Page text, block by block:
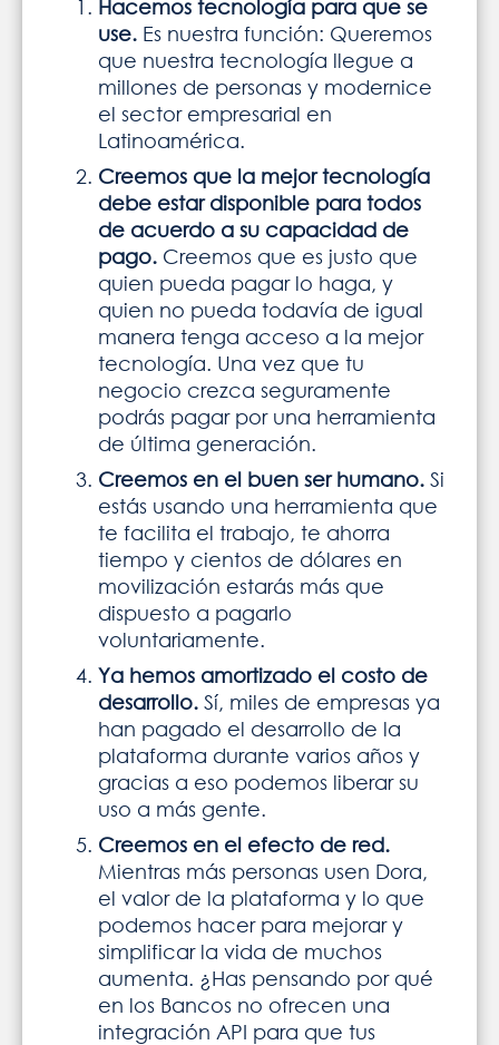
Hacemos tecnología para que se
use. Es nuestra función: Queremos
que nuestra tecnología llegue a
millones de personas y modernice
el sector empresarial en
Latinoamérica.
Creemos que la mejor tecnología
debe estar disponible para todos
de acuerdo a su capacidad de
pago. Creemos que es justo que
quien pueda pagar lo haga, y
quien no pueda todavía de igual
manera tenga acceso a la mejor
tecnología. Una vez que tu
negocio crezca seguramente
podrás pagar por una herramienta
de última generación.
Creemos en el buen ser humano. Si
estás usando una herramienta que
te facilita el trabajo, te ahorra
tiempo y cientos de dólares en
movilización estarás más que
dispuesto a pagarlo
voluntariamente.
Ya hemos amortizado el costo de
desarrollo. Sí, miles de empresas ya
han pagado el desarrollo de la
plataforma durante varios años y
gracias a eso podemos liberar su
uso a más gente.
Creemos en el efecto de red.
Mientras más personas usen Dora,
el valor de la plataforma y lo que
podemos hacer para mejorar y
simplificar la vida de muchos
aumenta. ¿Has pensando por qué
en los Bancos no ofrecen una
integración API para que tus